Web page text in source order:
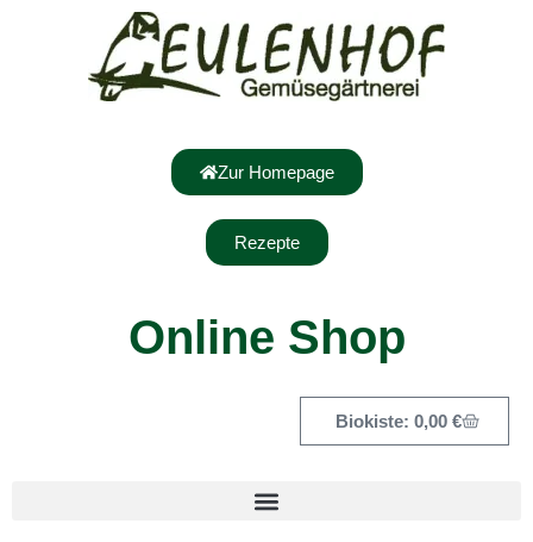
Zur Homepage
Rezepte
Online Shop
0,00 €